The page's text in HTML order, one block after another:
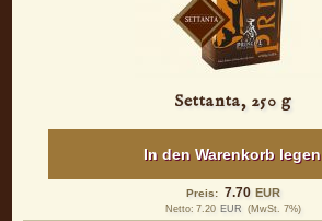
Settanta, 250 g
In den Warenkorb legen
Preis: 7.70 EUR
Netto: 7.20 EUR (MwSt. 7%)